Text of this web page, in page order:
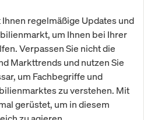
regelmäßige Updates und
um Ihnen bei Ihrer
Verpassen Sie nicht die
Markttrends und nutzen Sie
um Fachbegriffe und
zu verstehen. Mit
gerüstet, um in diesem